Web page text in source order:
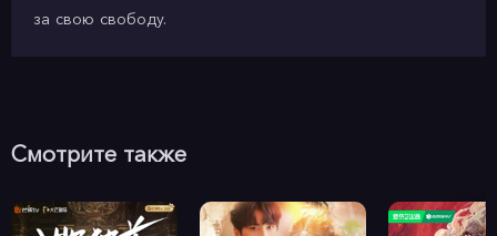
за свою свободу.
Смотрите также